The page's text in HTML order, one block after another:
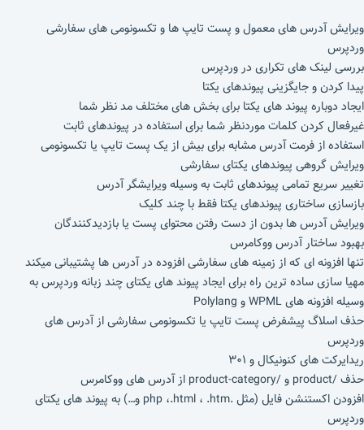
ویرایش آدرس های معمول و پست تایپ ها و تکسونومی های سفارشی
وردپرس
بررسی لینک های تکراری در وردپرس
پیدا کردن و جایگزینی پیوندهای یکتا
ایجاد دوباره پیوند های یکتا برای بخش های مختلف مد نظر شما
غیرفعال کردن کلمات موردنظر شما برای استفاده در پیوندهای ثابت
استفاده از فرمت آدرس مشابه برای بیش از یک پست تایپ یا تکسونومی
ویرایش گروهی پیوندهای یکتای سفارشی
تغییر سریع تمامی پیوندهای ثابت به وسیله ویرایشگر آدرس
بازسازی ساختاری پیوندهای یکتا فقط با چند کلیک
ویرایش آدرس ها بدون از دست رفتن محتوای پست یا بازدیدکنندگان
بهبود ساختار آدرس ووکامرس
تنها افزونه ای که از زمینه های سفارشی افزوده در آدرس ها پشتیبانی میکند
مهیا سازی ساده ترین راه برای ایجاد پیوند های یکتای چند زبانه وردپرس به
وسیله افزونه های WPML و Polylang
حذف اسلاگ پیشفرض پست تایپ یا تکسونومی سفارشی از آدرس های
وردپرس
ریدایرکت های کنونیکال و ۳۰۱
حذف /product و /product-category از آدرس های ووکامرس
افزودن اکستنشن فایل (مثل .php ،.html ، .htm و…) به پیوند های یکتای
وردپرس